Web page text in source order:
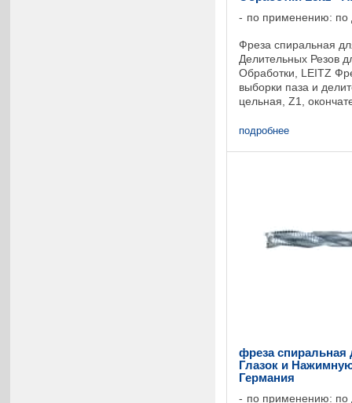
по применению: по
Фреза спиральная
Делительных Резов
Обработки, LEITZ
выборки паза и
цельная, Z1,
для фрезерования ...
подробнее
фреза спиральная
Глазок и
Германия
по применению: по